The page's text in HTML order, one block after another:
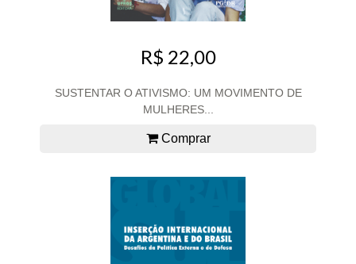
R$ 22,00
SUSTENTAR O ATIVISMO: UM MOVIMENTO DE
MULHERES...
Comprar